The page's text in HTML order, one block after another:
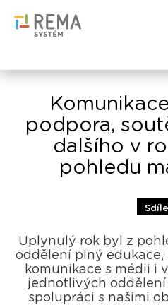
podpora,
dalšího v
pohledu
Uplynulý rok byl z
oddělení plný edukace,
komunikace s médii i
jednotlivých
spolupráci s našimi